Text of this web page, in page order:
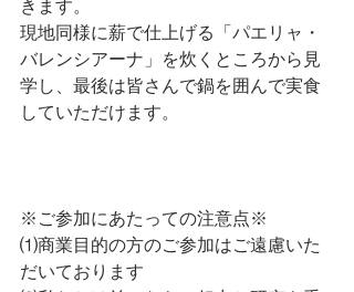
きます。
現地同様に薪で仕上げる「パエリャ・
バレンシアーナ」を炊くところから見
学し、最後は皆さんで鍋を囲んで実食
していただけます。
※ご参加にあたっての注意点※
⑴商業目的の方のご参加はご遠慮いた
だいております